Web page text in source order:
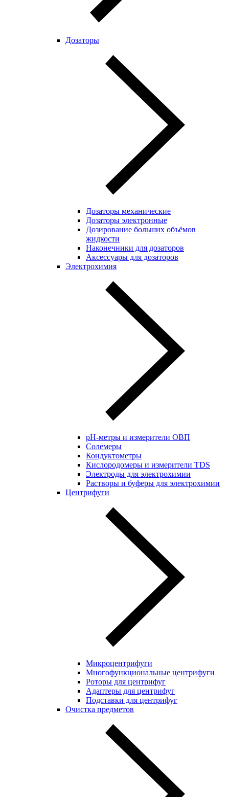
Дозаторы
Дозаторы механические
Дозаторы электронные
Дозирование больших объёмов
жидкости
Наконечники для дозаторов
Аксессуары для дозаторов
Электрохимия
pH-метры и измерители ОВП
Солемеры
Кондуктометры
Кислородомеры и измерители TDS
Электроды для электрохимии
Растворы и буферы для электрохимии
Центрифуги
Микроцентрифуги
Многофункциональные центрифуги
Роторы для центрифуг
Адаптеры для центрифуг
Подставки для центрифуг
Очистка предметов